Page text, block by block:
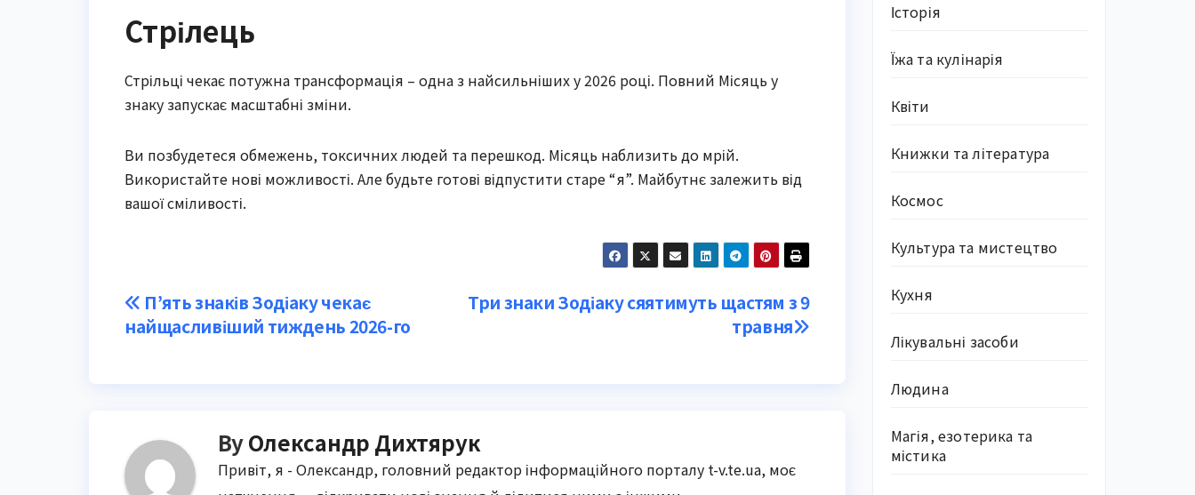
Стрілець
Стрільці чекає потужна трансформація – одна з найсильніших у 2026 році. Повний Місяць у
знаку запускає масштабні зміни.
Ви позбудетеся обмежень, токсичних людей та перешкод. Місяць наблизить до мрій.
Використайте нові можливості. Але будьте готові відпустити старе “я”. Майбутнє залежить від
вашої сміливості.
Post
navigation
Три знаки Зодіаку сяятимуть щастям з 9
травня
П’ять знаків Зодіаку чекає
найщасливіший тиждень 2026-го
ByОлександр Дихтярук
Привіт, я - Олександр, головний редактор інформаційного порталу t-v.te.ua, моє
Історія
Їжа та кулінарія
Квіти
Книжки та література
Космос
Культура та мистецтво
Кухня
Лікувальні засоби
Людина
Магія, езотерика та
містика